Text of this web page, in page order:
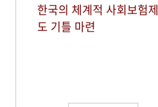
한국의 체계적 사회보험제
도 기틀 마련